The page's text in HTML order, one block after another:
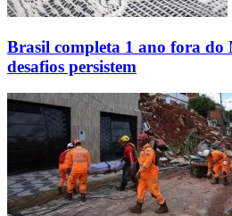
Brasil completa 1 ano fora do
desafios persistem